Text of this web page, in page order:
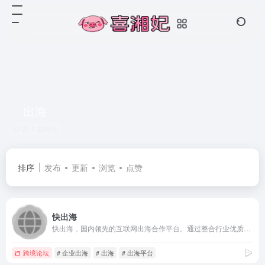
排序 发布 更新 浏览 点赞
快出海
跨境论坛 # 企业出海 # 出海 # 出海平台